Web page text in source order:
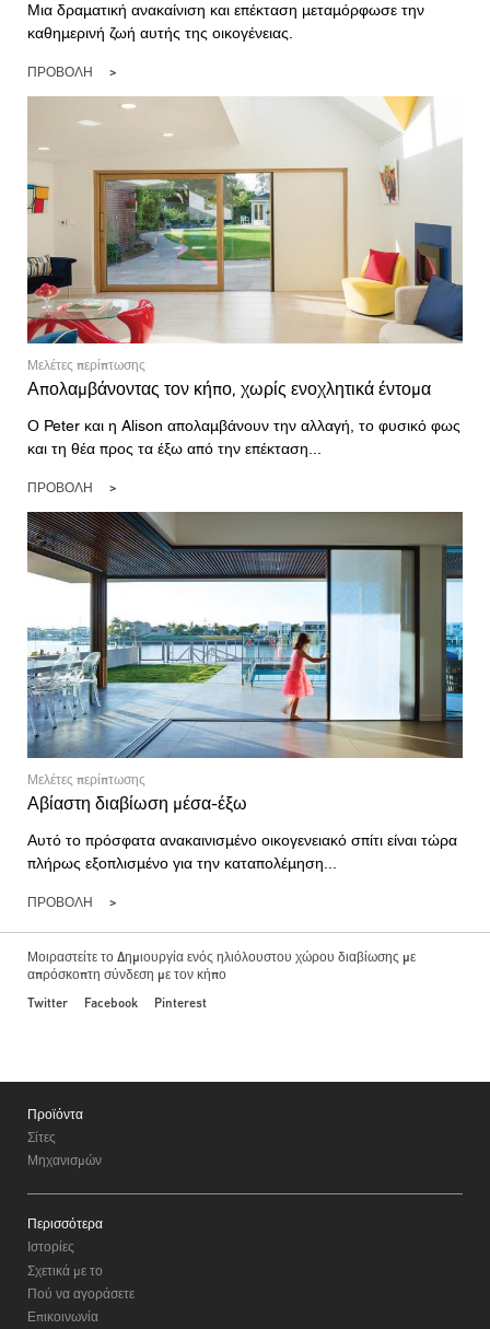
Μια δραματική ανακαίνιση και επέκταση μεταμόρφωσε την
καθημερινή ζωή αυτής της οικογένειας.
ΠΡΟΒΟΛΉ
Μελέτες περίπτωσης
Απολαμβάνοντας τον κήπο, χωρίς ενοχλητικά έντομα
Ο Peter και η Alison απολαμβάνουν την αλλαγή, το φυσικό φως
και τη θέα προς τα έξω από την επέκταση...
ΠΡΟΒΟΛΉ
Μελέτες περίπτωσης
Αβίαστη διαβίωση μέσα-έξω
Αυτό το πρόσφατα ανακαινισμένο οικογενειακό σπίτι είναι τώρα
πλήρως εξοπλισμένο για την καταπολέμηση...
ΠΡΟΒΟΛΉ
Μοιραστείτε το Δημιουργία ενός ηλιόλουστου χώρου διαβίωσης με
απρόσκοπτη σύνδεση με τον κήπο
Twitter
Facebook Pinterest
Προϊόντα
Σίτες
Μηχανισμών
Περισσότερα
Ιστορίες
Σχετικά με το
Πού να αγοράσετε
Επικοινωνία